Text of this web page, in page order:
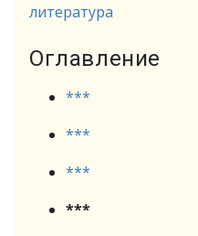
литература
Оглавление
***
***
***
***